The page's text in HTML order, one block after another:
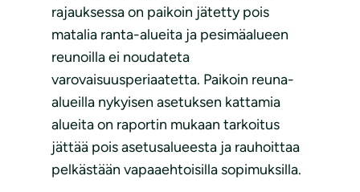
rajauksessa on paikoin jätetty pois
matalia ranta-alueita ja pesimäalueen
reunoilla ei noudateta
varovaisuusperiaatetta. Paikoin reuna-
alueilla nykyisen asetuksen kattamia
alueita on raportin mukaan tarkoitus
jättää pois asetusalueesta ja rauhoittaa
pelkästään vapaaehtoisilla sopimuksilla.